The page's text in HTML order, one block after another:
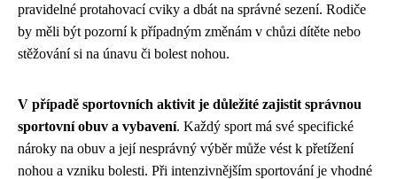
pravidelné protahovací cviky a dbát na správné sezení. Rodiče
by měli být pozorní k případným změnám v chůzi dítěte nebo
stěžování si na únavu či bolest nohou.
V případě sportovních aktivit je důležité zajistit správnou
sportovní obuv a vybavení. Každý sport má své specifické
nároky na obuv a její nesprávný výběr může vést k přetížení
nohou a vzniku bolesti. Při intenzivnějším sportování je vhodné